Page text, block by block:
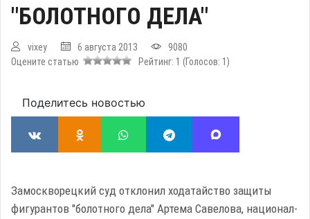
"БОЛОТНОГО ДЕЛА"
vixey 6 августа 2013
9080
Оцените статью
Рейтинг: 1 (Голосов: 1 )
Поделитесь новостью
Замоскворецкий суд отклонил ходатайство защиты
фигурантов "болотного дела" Артема Савелова, национал-